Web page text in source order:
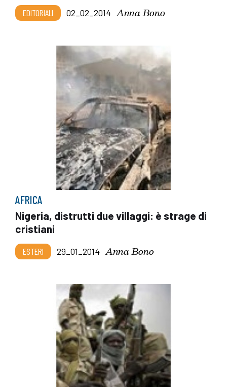
EDITORIALI 02_02_2014 Anna Bono
AFRICA
Nigeria, distrutti due villaggi: è strage di
cristiani
ESTERI 29_01_2014 Anna Bono